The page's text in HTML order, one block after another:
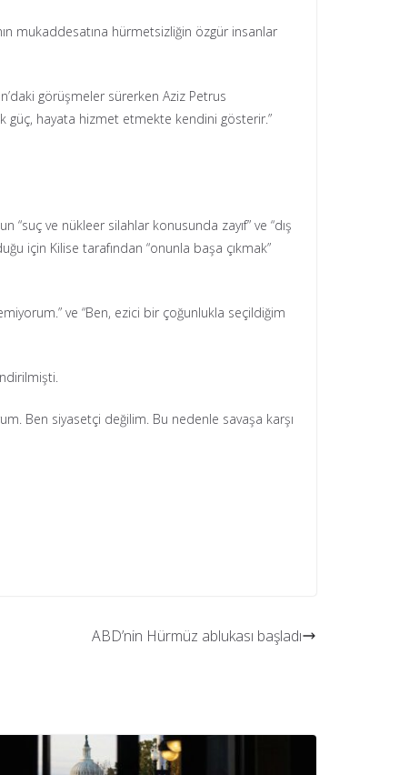
mukaddesatına hürmetsizliğin özgür insanlar
görüşmeler sürerken Aziz Petrus
güç, hayata hizmet etmekte kendini gösterir.”
“suç ve nükleer silahlar konusunda zayıf” ve “dış
için Kilise tarafından “onunla başa çıkmak”
ve “Ben, ezici bir çoğunlukla seçildiğim
Ben siyasetçi değilim. Bu nedenle savaşa karşı
ABD’nin Hürmüz ablukası başladı